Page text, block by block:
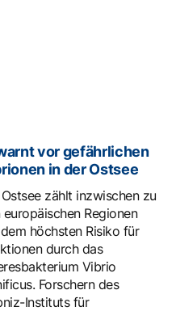
vor gefährlichen
in der Ostsee
zählt inzwischen zu
europäischen Regionen
höchsten Risiko für
durch das
Vibrio
Forschern des
Instituts für